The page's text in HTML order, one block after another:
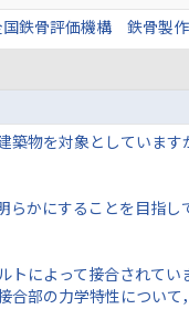
鉄骨評価機構 鉄骨製
築物を対象としていま
らかにすることを目指
トによって接合されて
部の力学特性について